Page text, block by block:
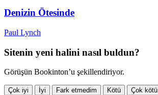
Denizin Ötesinde
Paul Lynch
Sitenin yeni halini nasıl buldun?
Görüşün Bookinton’u şekillendiriyor.
Çok iyi İyi Fark etmedim Kötü Çok kötü